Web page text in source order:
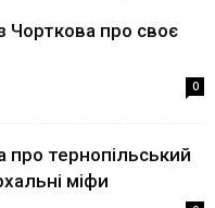
Чорткова про своє
0
про тернопільський
міфи